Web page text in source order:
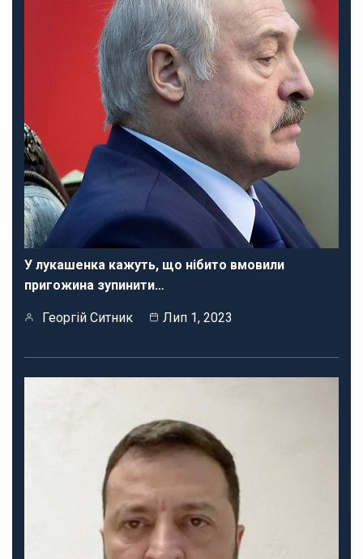
У лукашенка кажуть, що нібито вмовили
пригожина зупинити…
Георгій Ситник Лип 1, 2023